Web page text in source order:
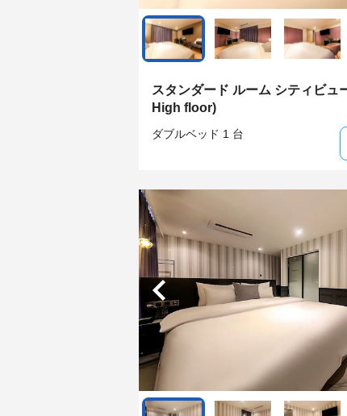
スタンダード ルーム シティビュ
High floor)
ダブルベッド 1 台